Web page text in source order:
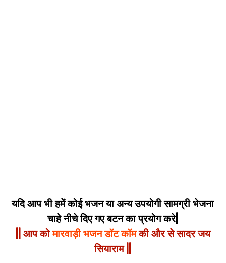
यदि आप भी हमें कोई भजन या अन्य उपयोगी सामग्री भेजना
चाहे नीचे दिए गए बटन का प्रयोग करे|
|| आप कोमारवाड़ी भजन डॉट कॉमकी और से सादर जय
सियाराम ||